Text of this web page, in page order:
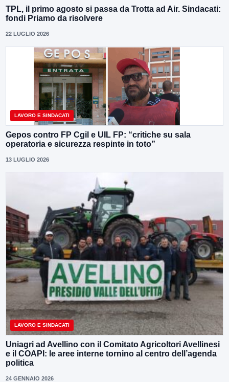
TPL, il primo agosto si passa da Trotta ad Air. Sindacati:
fondi Priamo da risolvere
22 LUGLIO 2026
LAVORO E SINDACATI
Gepos contro FP Cgil e UIL FP: “critiche su sala
operatoria e sicurezza respinte in toto”
13 LUGLIO 2026
LAVORO E SINDACATI
Uniagri ad Avellino con il Comitato Agricoltori Avellinesi
e il COAPI: le aree interne tornino al centro dell’agenda
politica
24 GENNAIO 2026